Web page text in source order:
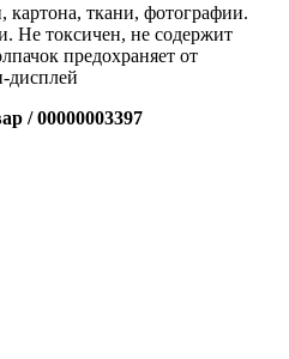
картона, ткани, фотографии.
Не токсичен, не содержит
предохраняет от
дисплей
/ 00000003397